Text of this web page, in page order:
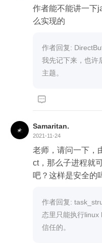
作者能不能讲一下
么实现的
作者回复:
我先记下来，也许
主题。

Samaritan.
2021-11-24
老师，请问一下，
ct，那么子进程就
吧？这样是安全的
作者回复:
态里只能执行
信任的。